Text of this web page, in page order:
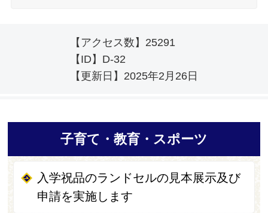
【アクセス数】 25291
【ID】 D-32
【更新日】 2025年2月26日
子育て・教育・スポーツ
入学祝品のランドセルの見本展示及び
申請を実施します